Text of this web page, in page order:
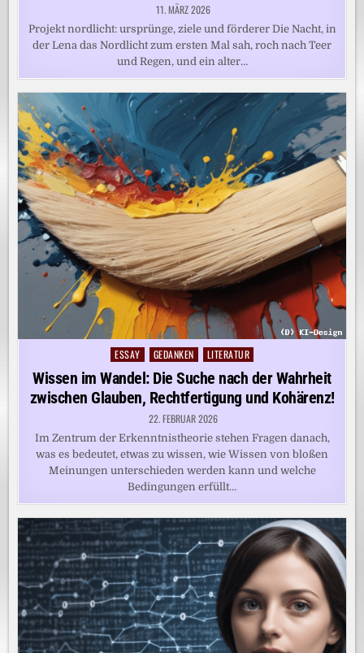
11. MÄRZ 2026
Projekt nordlicht: ursprünge, ziele und förderer Die Nacht, in
der Lena das Nordlicht zum ersten Mal sah, roch nach Teer
und Regen, und ein alter…
Posted
in
ESSAY GEDANKEN LITERATUR
Wissen im Wandel: Die Suche nach der Wahrheit
zwischen Glauben, Rechtfertigung und Kohärenz!
22. FEBRUAR 2026
Im Zentrum der Erkenntnistheorie stehen Fragen danach,
was es bedeutet, etwas zu wissen, wie Wissen von bloßen
Meinungen unterschieden werden kann und welche
Bedingungen erfüllt…